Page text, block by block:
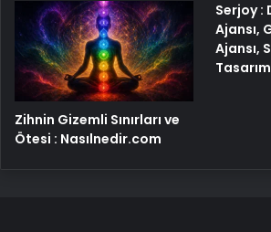
Zihnin Gizemli Sınırları ve
Ötesi : Nasılnedir.com
Serjoy :
Ajansı,
Ajansı,